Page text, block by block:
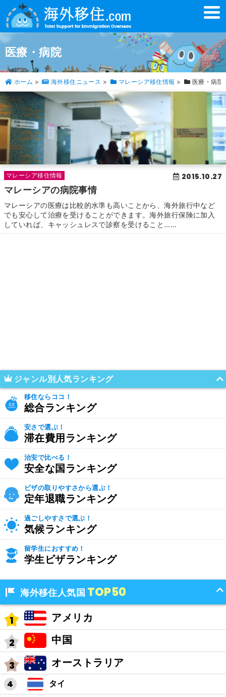
t
o
g
e
n
a
v
i
g
a
t
i
n
医療・病院
ホーム > 海外移住ニュース > マレーシア移住情報 > 医療・病院
マレーシア移住情報 2015.10.27
マレーシアの病院事情
マレーシアの医療は比較的水準も高いことから、海外旅行中など
でも安心して治療を受けることができます。海外旅行保険に加入
していれば、キャッシュレスで診察を受けること……
ジャンル別人気ランキング
移住ならココ！
総合ランキング
安さで選ぶ！
滞在費用ランキング
治安で比べる！
安全な国ランキング
ビザの取りやすさから選ぶ！
定年退職ランキング
過ごしやすさで選ぶ！
気候ランキング
留学生におすすめ！
学生ビザランキング
海外移住人気国 TOP50
アメリカ
中国
オーストラリア
タイ